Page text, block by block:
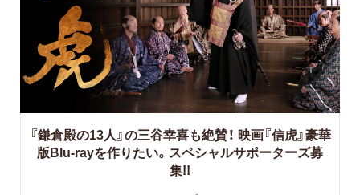
『鎌倉殿の13人』の三谷幸喜も絶賛！ 映画『信虎』豪華
版Blu-rayを作りたい。スペシャルサポーターズ募
集!!